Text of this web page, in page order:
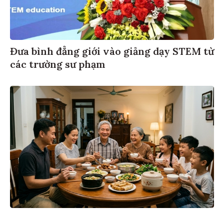
Đưa bình đẳng giới vào giảng dạy STEM từ
các trường sư phạm